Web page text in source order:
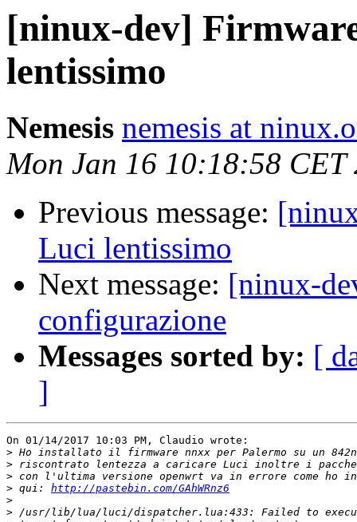
[ninux-dev]
lentissimo
Nemesis nemesis at
Mon Jan 16 10:18:58 CET
Previous message:
Luci lentissimo
Next message: [ninux-
configurazione
Messages sorted by: [
]
On 01/14/2017 10:03 PM, Claudio wrote:
>
>
>
> qui: http://pastebin.com/GAhWRnz6
>
>